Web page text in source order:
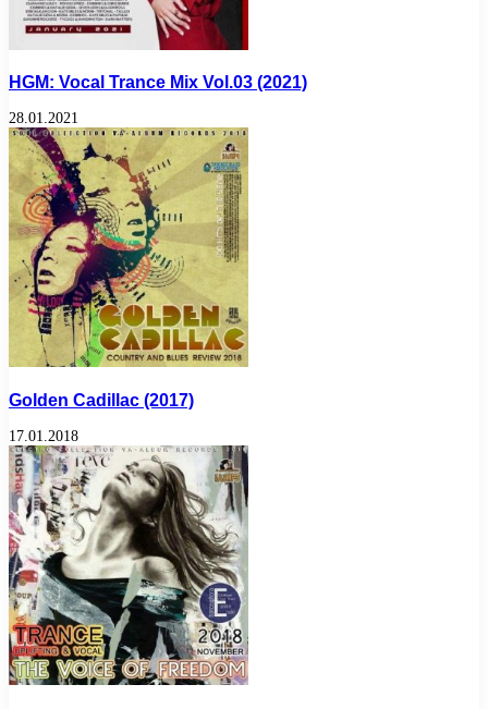
HGM: Vocal Trance Mix Vol.03 (2021)
28.01.2021
Golden Cadillac (2017)
17.01.2018